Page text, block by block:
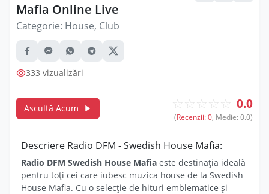
Mafia Online Live
Categorie: House, Club
333 vizualizări
Ascultă Acum ☆ ☆ ☆ ☆ ☆ 0.0
(Recenzii: 0, Medie: 0.0)
Descriere Radio DFM - Swedish House Mafia:
Radio DFM Swedish House Mafia este destinația ideală
pentru toți cei care iubesc muzica house de la Swedish
House Mafia. Cu o selecție de hituri emblematice și